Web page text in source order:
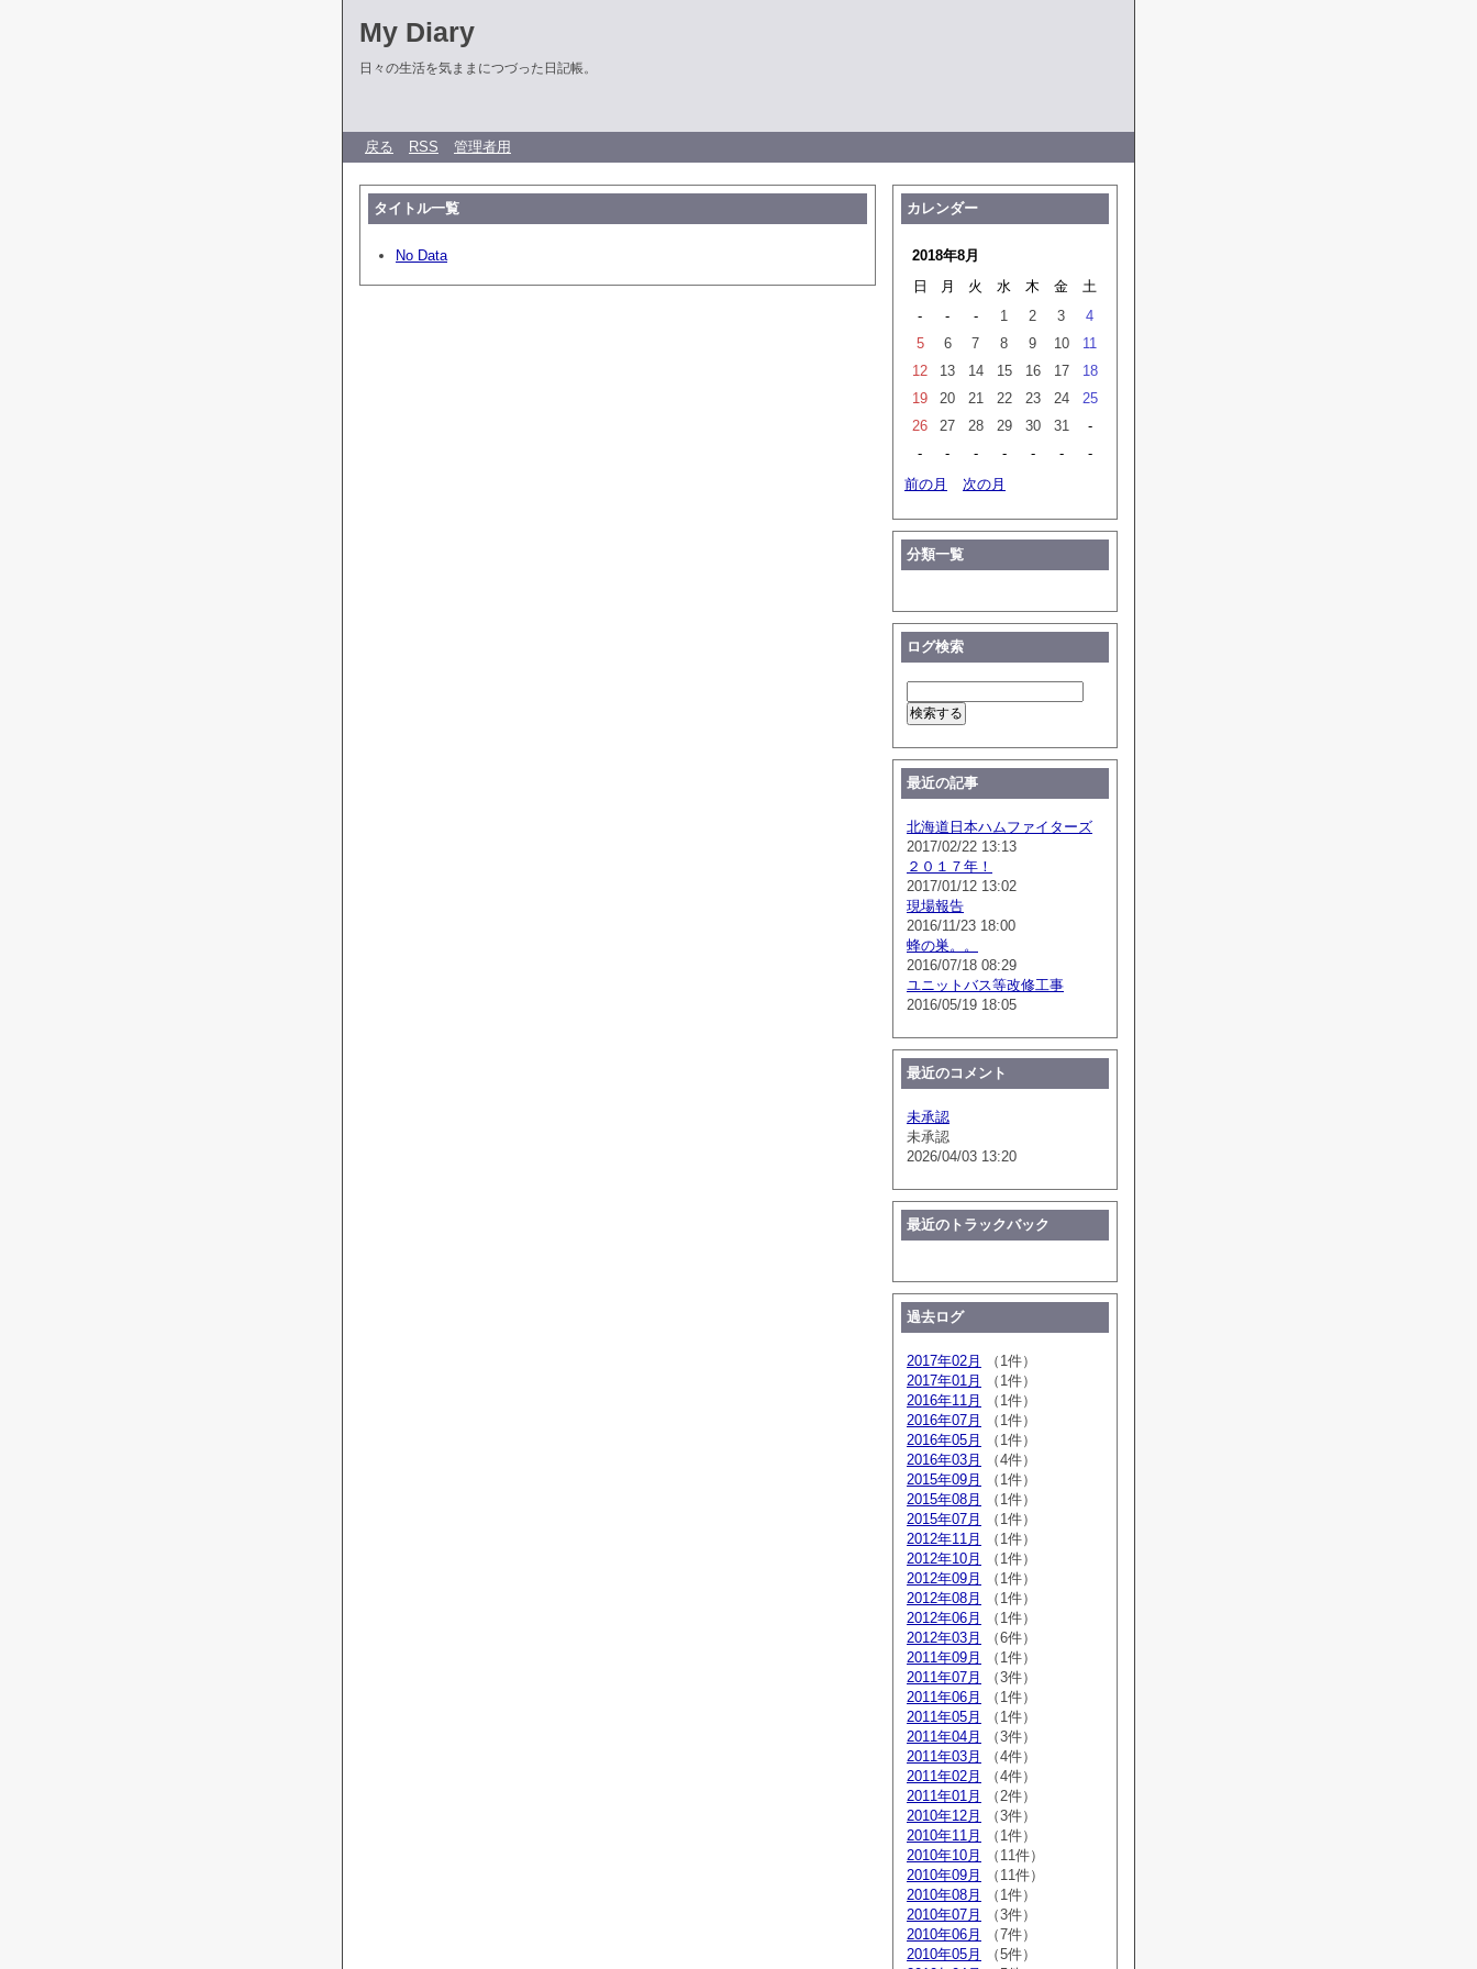
My Diary
日々の生活を気ままにつづった日記帳。
戻る RSS 管理者用
タイトル一覧
No Data
カレンダー
2018年8月
日
月 火 水 木 金
土
-
- - 1 2 3
4
5
6 7 8 9 10
11
12
13 14 15 16 17
18
19
20 21 22 23 24
25
26
27 28 29 30 31
-
-
- - - - -
-
前の月
次の月
分類一覧
ログ検索
最近の記事
北海道日本ハムファイターズ
2017/02/22 13:13
２０１７年！
2017/01/12 13:02
現場報告
2016/11/23 18:00
蜂の巣。。
2016/07/18 08:29
ユニットバス等改修工事
2016/05/19 18:05
最近のコメント
未承認
未承認
2026/04/03 13:20
最近のトラックバック
過去ログ
2017年02月
（1件）
2017年01月
（1件）
2016年11月
（1件）
2016年07月
（1件）
2016年05月
（1件）
2016年03月
（4件）
2015年09月
（1件）
2015年08月
（1件）
2015年07月
（1件）
2012年11月
（1件）
2012年10月
（1件）
2012年09月
（1件）
2012年08月
（1件）
2012年06月
（1件）
2012年03月
（6件）
2011年09月
（1件）
2011年07月
（3件）
2011年06月
（1件）
2011年05月
（1件）
2011年04月
（3件）
2011年03月
（4件）
2011年02月
（4件）
2011年01月
（2件）
2010年12月
（3件）
2010年11月
（1件）
2010年10月
（11件）
2010年09月
（11件）
2010年08月
（1件）
2010年07月
（3件）
2010年06月
（7件）
2010年05月
（5件）